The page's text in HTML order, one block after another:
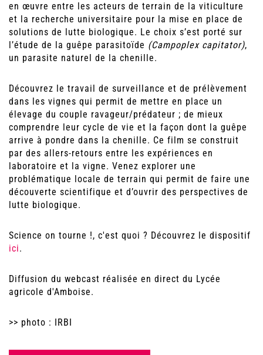
en œuvre entre les acteurs de terrain de la viticulture
et la recherche universitaire pour la mise en place de
solutions de lutte biologique. Le choix s’est porté sur
l’étude de la guêpe parasitoïde (Campoplex capitator),
un parasite naturel de la chenille.
Découvrez le travail de surveillance et de prélèvement
dans les vignes qui permit de mettre en place un
élevage du couple ravageur/prédateur ; de mieux
comprendre leur cycle de vie et la façon dont la guêpe
arrive à pondre dans la chenille. Ce film se construit
par des allers-retours entre les expériences en
laboratoire et la vigne. Venez explorer une
problématique locale de terrain qui permit de faire une
découverte scientifique et d’ouvrir des perspectives de
lutte biologique.
Science on tourne !, c'est quoi ? Découvrez le dispositif
ici.
Diffusion du webcast réalisée en direct du Lycée
agricole d'Amboise.
>> photo : IRBI